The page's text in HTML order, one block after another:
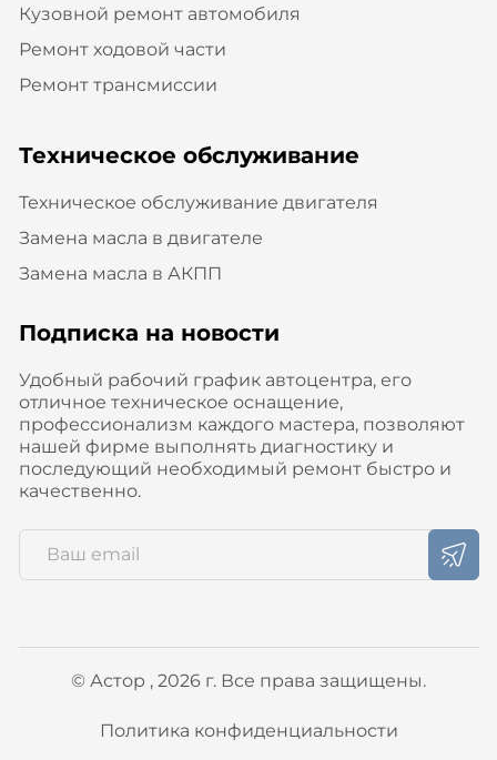
Кузовной ремонт автомобиля
Ремонт ходовой части
Ремонт трансмиссии
Техническое обслуживание
Техническое обслуживание двигателя
Замена масла в двигателе
Замена масла в АКПП
Подписка на новости
Удобный рабочий график автоцентра, его
отличное техническое оснащение,
профессионализм каждого мастера, позволяют
нашей фирме выполнять диагностику и
последующий необходимый ремонт быстро и
качественно.
© Астор , 2026 г. Все права защищены.
Политика конфиденциальности